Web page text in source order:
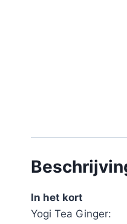
In het kort
Yogi Tea Ginger: